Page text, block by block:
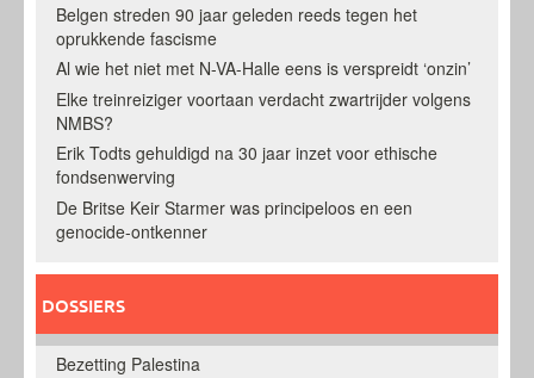
Belgen streden 90 jaar geleden reeds tegen het
oprukkende fascisme
Al wie het niet met N-VA-Halle eens is verspreidt ‘onzin’
Elke treinreiziger voortaan verdacht zwartrijder volgens
NMBS?
Erik Todts gehuldigd na 30 jaar inzet voor ethische
fondsenwerving
De Britse Keir Starmer was principeloos en een
genocide-ontkenner
DOSSIERS
Bezetting Palestina